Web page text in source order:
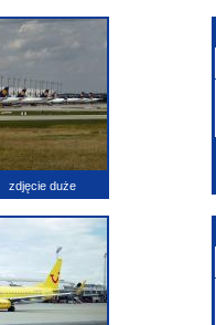
zdjęcie duże